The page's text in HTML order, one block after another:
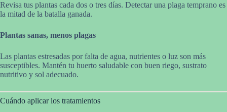
Revisa tus plantas cada dos o tres días. Detectar una plaga temprano es
la mitad de la batalla ganada.
Plantas sanas, menos plagas
Las plantas estresadas por falta de agua, nutrientes o luz son más
susceptibles. Mantén tu huerto saludable con buen riego, sustrato
nutritivo y sol adecuado.
Cuándo aplicar los tratamientos